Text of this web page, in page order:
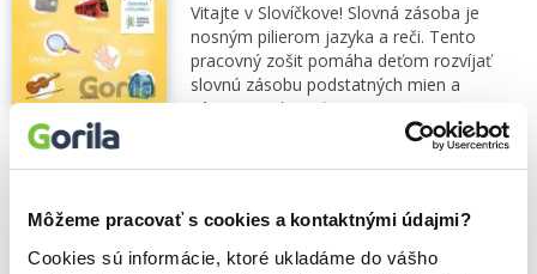
Môžeme pracovať s cookies a kontaktnými údajmi?
Cookies sú informácie, ktoré ukladáme do vášho
Vitajte v Slovíčkove! Slovná zásoba je
nosným pilierom jazyka a reči. Tento
pracovný zošit pomáha deťom rozvíjať
slovnú zásobu podstatných mien a
zámen...
Zobraziť viac
8,10€ Do košíka